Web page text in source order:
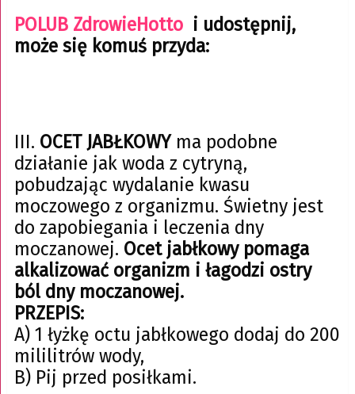
POLUB ZdrowieHotto i udostępnij,
może się komuś przyda:
III. OCET JABŁKOWYma podobne
działanie jak woda z cytryną,
pobudzając wydalanie kwasu
moczowego z organizmu. Świetny jest
do zapobiegania i leczenia dny
moczanowej. Ocet jabłkowy pomaga
alkalizować organizm i łagodzi ostry
ból dny moczanowej.
PRZEPIS:
A) 1 łyżkę octu jabłkowego dodaj do 200
mililitrów wody,
B) Pij przed posiłkami.